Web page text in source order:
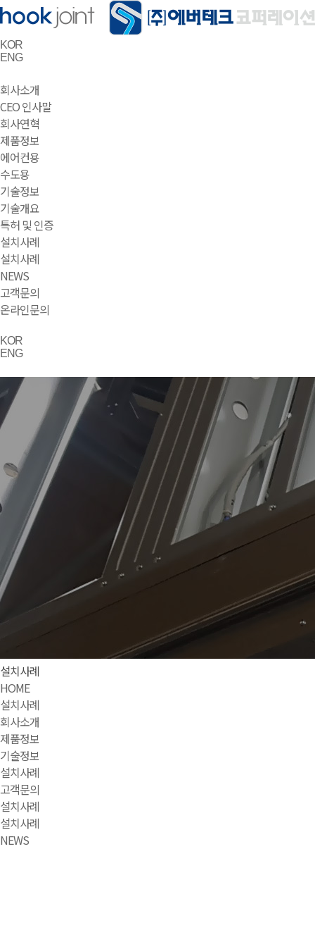
KOR
ENG
회사소개
CEO 인사말
회사연혁
제품정보
에어컨용
수도용
기술정보
기술개요
특허 및 인증
설치사례
설치사례
NEWS
고객문의
온라인문의
KOR
ENG
설치사례
HOME
설치사례
회사소개
제품정보
기술정보
설치사례
고객문의
설치사례
설치사례
NEWS